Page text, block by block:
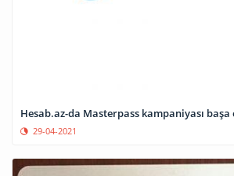
Hesab.az-da Masterpass kampaniyası başa
29-04-2021